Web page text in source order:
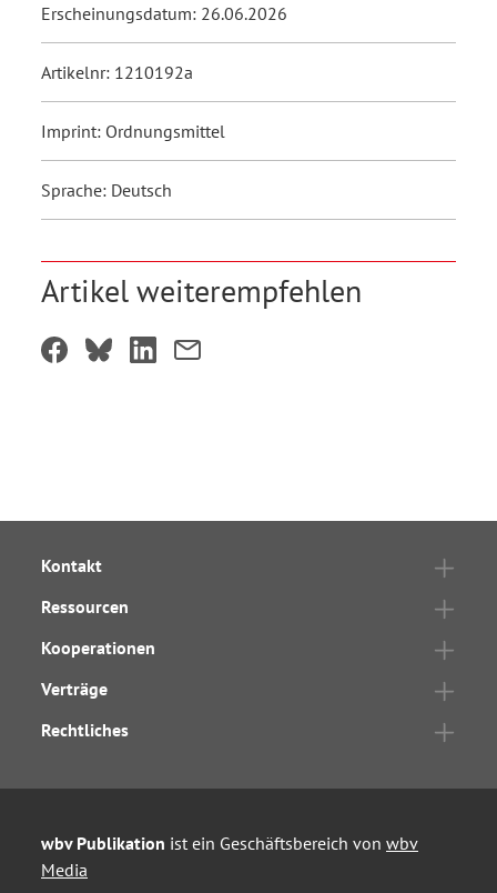
Erscheinungsdatum: 26.06.2026
Artikelnr: 1210192a
Imprint: Ordnungsmittel
Sprache: Deutsch
Artikel weiterempfehlen
Kontakt
Ressourcen
Kooperationen
Verträge
Rechtliches
wbv Publikation ist ein Geschäftsbereich von wbv
Media